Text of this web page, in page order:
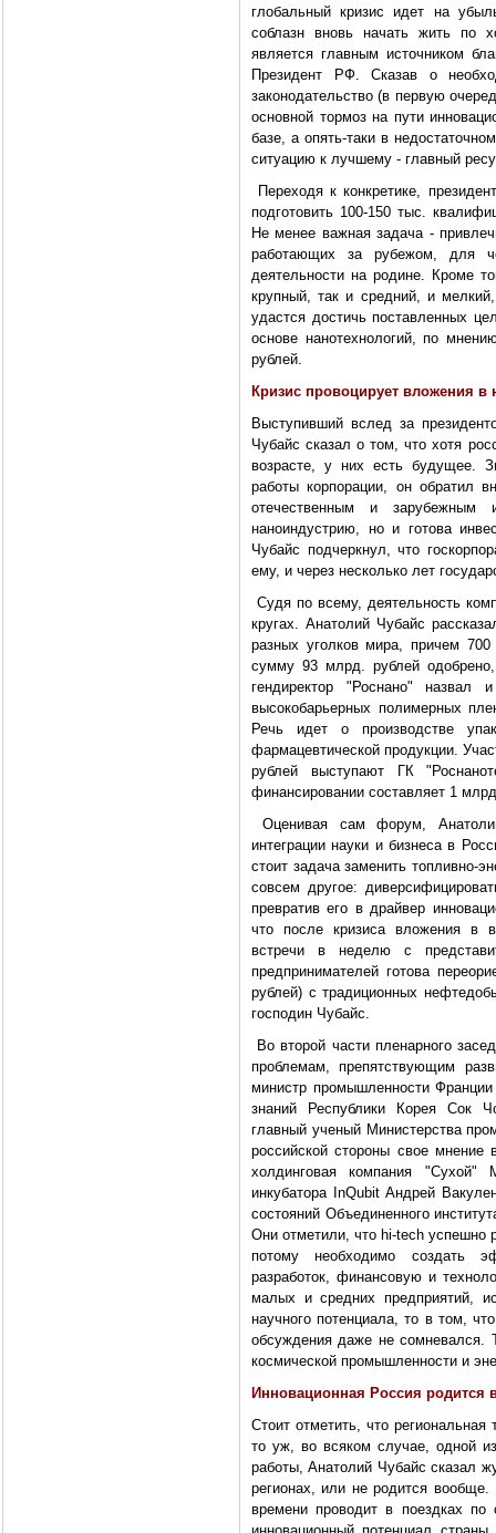
глобальный кризис идет на
соблазн вновь начать жить по
является главным источником
Президент РФ. Сказав о
законодательство (в первую
основной тормоз на пути
базе, а опять-таки в
ситуацию к лучшему - главный
Переходя к конкретике,
подготовить 100-150 тыс.
Не менее важная задача -
работающих за рубежом, для
деятельности на родине. Кроме
крупный, так и средний, и мелкий,
удастся достичь поставленных
основе нанотехнологий, по
рублей.
Кризис провоцирует вложения в
Выступивший вслед за
Чубайс сказал о том, что хотя
возрасте, у них есть будущее.
работы корпорации, он обратил
отечественным и зарубежным
наноиндустрию, но и готова
Чубайс подчеркнул, что
ему, и через несколько лет
Судя по всему, деятельность
кругах. Анатолий Чубайс
разных уголков мира, причем
сумму 93 млрд. рублей
гендиректор "Роснано" назвал
высокобарьерных полимерных
Речь идет о производстве
фармацевтической продукции.
рублей выступают ГК
финансировании составляет 1
Оценивая сам форум,
интеграции науки и бизнеса в
стоит задача заменить топливно-
совсем другое:
превратив его в драйвер
что после кризиса вложения в
встречи в неделю с
предпринимателей готова
рублей) с традиционных
господин Чубайс.
Во второй части пленарного
проблемам, препятствующим
министр промышленности Франции
знаний Республики Корея Сок
главный ученый Министерства
российской стороны свое мнение
холдинговая компания "Сухой"
инкубатора InQubit Андрей
состояний Объединенного
Они отметили, что hi-tech успешно
потому необходимо создать
разработок, финансовую и
малых и средних предприятий,
научного потенциала, то в том,
обсуждения даже не сомневался.
космической промышленности и
Инновационная Россия родится
Стоит отметить, что
то уж, во всяком случае, одной
работы, Анатолий Чубайс сказал
регионах, или не родится
времени проводит в поездках